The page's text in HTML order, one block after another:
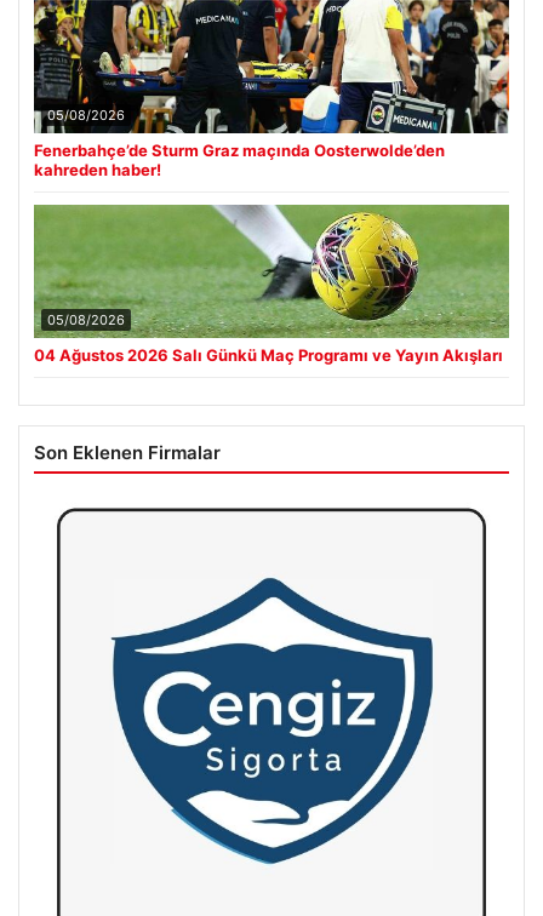
05/08/2026
Fenerbahçe’de Sturm Graz maçında Oosterwolde’den
kahreden haber!
05/08/2026
04 Ağustos 2026 Salı Günkü Maç Programı ve Yayın Akışları
Son Eklenen Firmalar